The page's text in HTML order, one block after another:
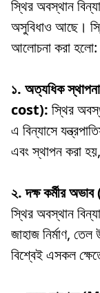
স্থির অবস্থান
অসুবিধাও আছে।
আলোচনা করা হলো:
১. অত্যধিক
cost): স্থির
এ বিন্যাসে
এবং স্থাপন করা
২. দক্ষ কর্মীর
স্থির অবস্থান
জাহাজ নির্মাণ,
বিশ্বেই এসকল